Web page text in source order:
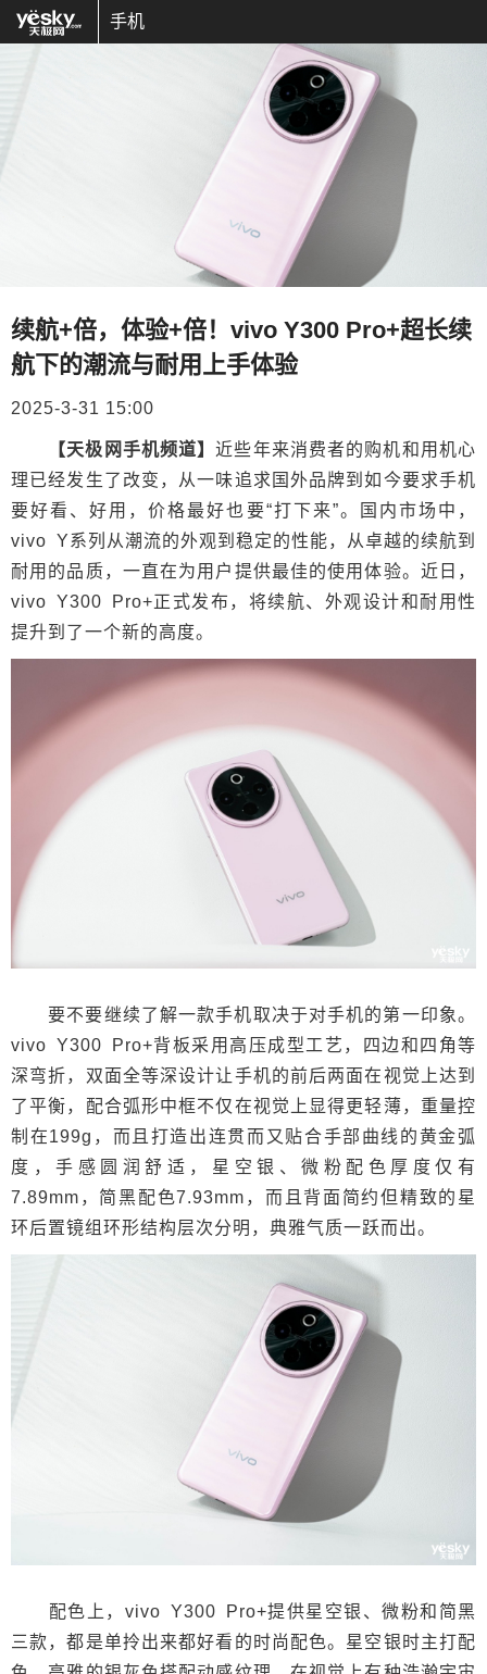
手机
续航+倍，体验+倍！vivo Y300 Pro+超长续
航下的潮流与耐用上手体验
2025-3-31 15:00
【天极网手机频道】近些年来消费者的购机和用机心
理已经发生了改变，从一味追求国外品牌到如今要求手机
要好看、好用，价格最好也要“打下来”。国内市场中，
vivo Y系列从潮流的外观到稳定的性能，从卓越的续航到
耐用的品质，一直在为用户提供最佳的使用体验。近日，
vivo Y300 Pro+正式发布，将续航、外观设计和耐用性
提升到了一个新的高度。
要不要继续了解一款手机取决于对手机的第一印象。
vivo Y300 Pro+背板采用高压成型工艺，四边和四角等
深弯折，双面全等深设计让手机的前后两面在视觉上达到
了平衡，配合弧形中框不仅在视觉上显得更轻薄，重量控
制在199g，而且打造出连贯而又贴合手部曲线的黄金弧
度，手感圆润舒适，星空银、微粉配色厚度仅有
7.89mm，简黑配色7.93mm，而且背面简约但精致的星
环后置镜组环形结构层次分明，典雅气质一跃而出。
配色上，vivo Y300 Pro+提供星空银、微粉和简黑
三款，都是单拎出来都好看的时尚配色。星空银时主打配